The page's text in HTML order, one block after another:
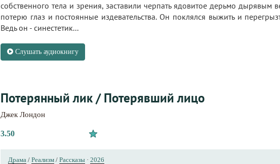
собственного тела и зрения, заставили черпать ядовитое дерьмо
потерю глаз и постоянные издевательства. Он поклялся выжить и
Ведь он - синестетик...
Слушать аудиокнигу
Потерянный лик / Потерявший лицо
Джек Лондон
3.50
Драма / Реализм / Рассказы · 2026